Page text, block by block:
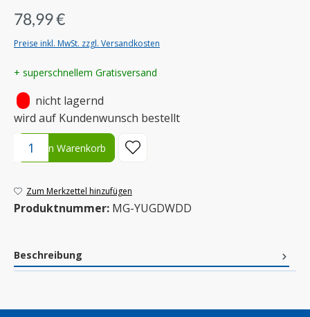
78,99 €
Preise inkl. MwSt. zzgl. Versandkosten
+ superschnellem Gratisversand
nicht lagernd
wird auf Kundenwunsch bestellt
Produkt Anzahl: Gib den gewünschten Wert ein oder benutze
In den Warenkorb
Zum Merkzettel hinzufügen
Produktnummer: MG-YUGDWDD
Beschreibung